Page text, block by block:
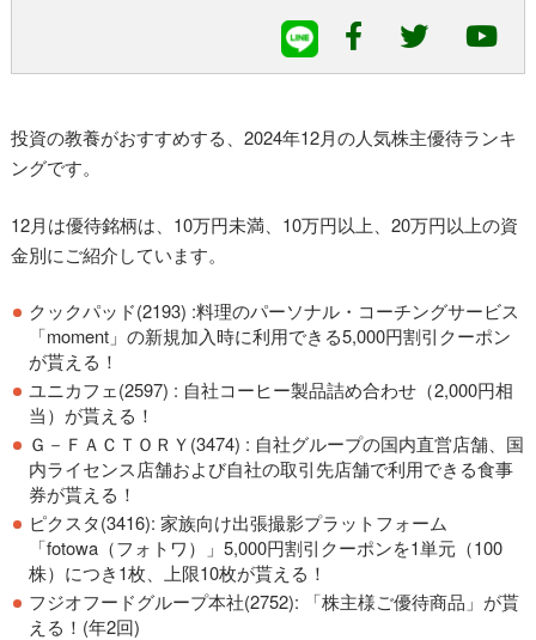
投資の教養がおすすめする、2024年12月の人気株主優待ランキ
ングです。
12月は優待銘柄は、10万円未満、10万円以上、20万円以上の資
金別にご紹介しています。
クックパッド(2193) :料理のパーソナル・コーチングサービス
「moment」の新規加入時に利用できる5,000円割引クーポン
が貰える！
ユニカフェ(2597) : 自社コーヒー製品詰め合わせ（2,000円相
当）が貰える！
Ｇ－ＦＡＣＴＯＲＹ(3474) : 自社グループの国内直営店舗、国
内ライセンス店舗および自社の取引先店舗で利用できる食事
券が貰える！
ピクスタ(3416): 家族向け出張撮影プラットフォーム
「fotowa（フォトワ）」5,000円割引クーポンを1単元（100
株）につき1枚、上限10枚が貰える！
フジオフードグループ本社(2752):
「株主様ご優待商品」 が貰
える！(年2回)